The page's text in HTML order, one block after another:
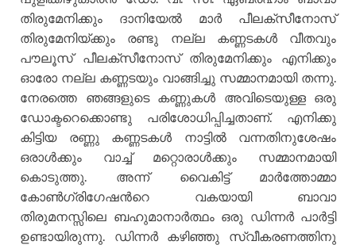
തിരുമേനിക്കും ദാനിയേല്‍ മാര്‍ പീലക്സീനോസ്
തിരുമേനിയ്ക്കും രണ്ടു നല്ല കണ്ണടകള്‍ വീതവും
പൗലൂസ് പീലക്സീനോസ് തിരുമേനിക്കും എനിക്കും
ഓരോ നല്ല കണ്ണടയും വാങ്ങിച്ചു സമ്മാനമായി തന്നു.
നേരത്തെ ഞങ്ങളുടെ കണ്ണുകള്‍ അവിടെയുള്ള ഒരു
ഡോക്ടറെക്കൊണ്ടു പരിശോധിപ്പിച്ചതാണ്. എനിക്കു
കിട്ടിയ രണ്ണു കണ്ണടകള്‍ നാട്ടില്‍ വന്നതിനുശേഷം
ഒരാള്‍ക്കും വാച്ച് മറ്റൊരാള്‍ക്കും സമ്മാനമായി
കൊടുത്തു. അന്ന് വൈകിട്ട് മാര്‍ത്തോമ്മാ
കോണ്‍ഗ്രിഗേഷന്‍റെ വകയായി ബാവാ
തിരുമനസ്സിലെ ബഹുമാനാര്‍ത്ഥം ഒരു ഡിന്നര്‍ പാര്‍ട്ടി
ഉണ്ടായിരുന്നു. ഡിന്നര്‍ കഴിഞ്ഞു സ്വീകരണത്തിനു